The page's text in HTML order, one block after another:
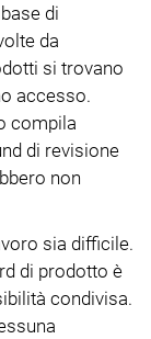
di
da
si trovano
accesso.
compila
di revisione
non
sia difficile.
di prodotto è
condivisa.